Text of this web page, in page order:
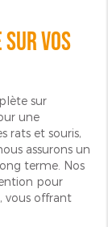
sur vos
sur
une
rats et souris,
assurons un
terme. Nos
pour
vous offrant